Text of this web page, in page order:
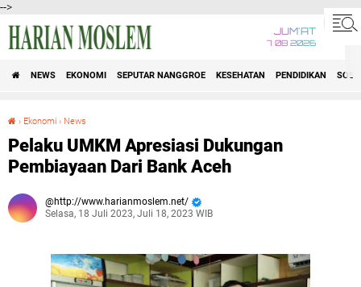
-->
JUM'AT
7 08 2026
NEWS EKONOMI SEPUTAR NANGGROE KESEHATAN PENDIDIKAN
› Ekonomi › News
Pelaku UMKM Apresiasi Dukungan
Pembiayaan Dari Bank Aceh
http://www.harianmoslem.net/
Selasa, 18 Juli 2023, Juli 18, 2023 WIB